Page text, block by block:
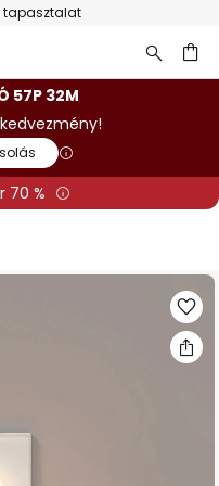
tapasztalat
57P 31M
kedvezmény!
70 %